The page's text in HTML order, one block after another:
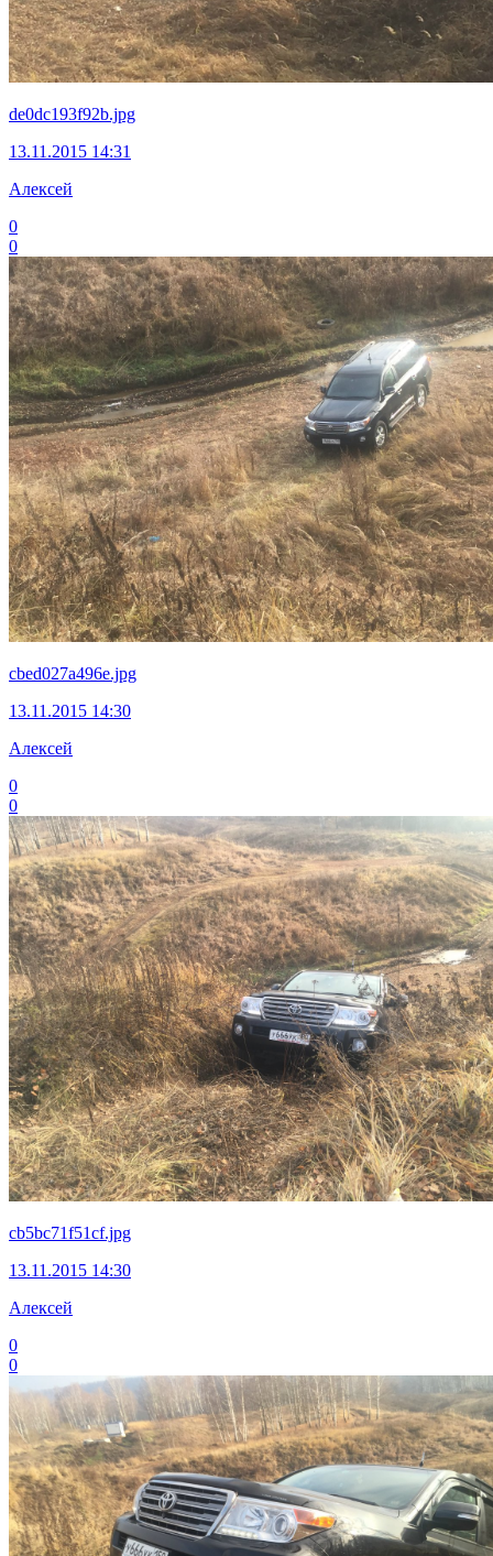
de0dc193f92b.jpg
13.11.2015 14:31
Алексей
0
0
cbed027a496e.jpg
13.11.2015 14:30
Алексей
0
0
cb5bc71f51cf.jpg
13.11.2015 14:30
Алексей
0
0